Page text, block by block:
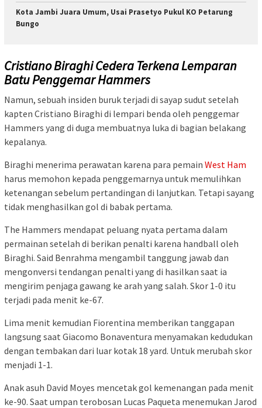
Kota Jambi Juara Umum, Usai Prasetyo Pukul KO Petarung
Bungo
Cristiano Biraghi Cedera Terkena Lemparan
Batu Penggemar Hammers
Namun, sebuah insiden buruk terjadi di sayap sudut setelah
kapten Cristiano Biraghi di lempari benda oleh penggemar
Hammers yang di duga membuatnya luka di bagian belakang
kepalanya.
Biraghi menerima perawatan karena para pemain West Ham
harus memohon kepada penggemarnya untuk memulihkan
ketenangan sebelum pertandingan di lanjutkan. Tetapi sayang
tidak menghasilkan gol di babak pertama.
The Hammers mendapat peluang nyata pertama dalam
permainan setelah di berikan penalti karena handball oleh
Biraghi. Said Benrahma mengambil tanggung jawab dan
mengonversi tendangan penalti yang di hasilkan saat ia
mengirim penjaga gawang ke arah yang salah. Skor 1-0 itu
terjadi pada menit ke-67.
Lima menit kemudian Fiorentina memberikan tanggapan
langsung saat Giacomo Bonaventura menyamakan kedudukan
dengan tembakan dari luar kotak 18 yard. Untuk merubah skor
menjadi 1-1.
Anak asuh David Moyes mencetak gol kemenangan pada menit
ke-90. Saat umpan terobosan Lucas Paqueta menemukan Jarod